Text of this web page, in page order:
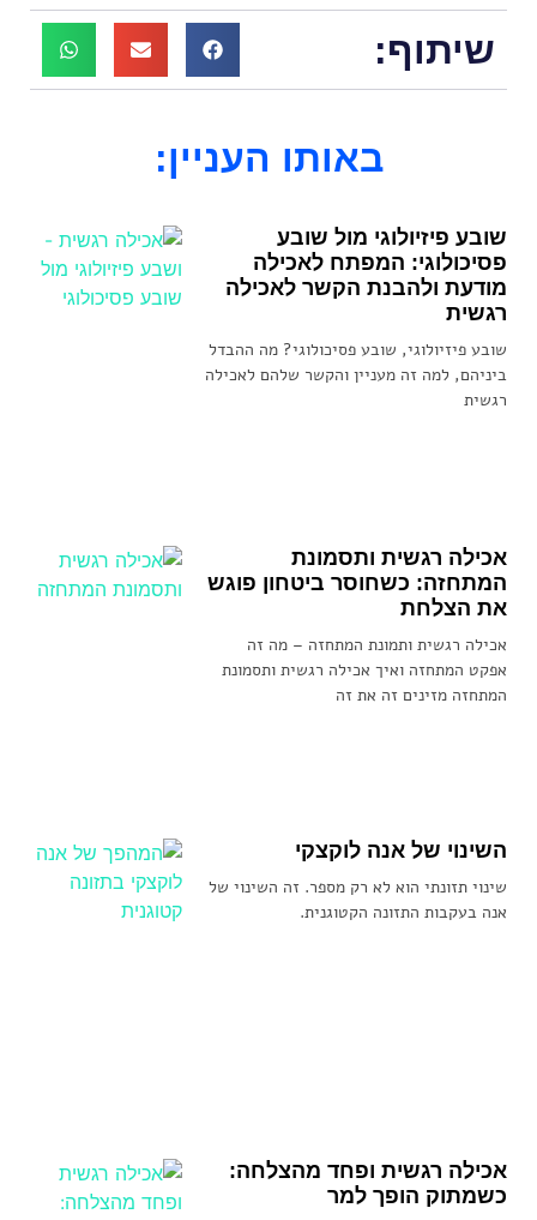
שיתוף:
באותו העניין:
שובע פיזיולוגי מול שובע
פסיכולוגי: המפתח לאכילה
מודעת ולהבנת הקשר לאכילה
רגשית
שובע פיזיולוגי, שובע פסיכולוגי? מה ההבדל
ביניהם, למה זה מעניין והקשר שלהם לאכילה
רגשית
אכילה רגשית ותסמונת
המתחזה: כשחוסר ביטחון פוגש
את הצלחת
אכילה רגשית ותמונת המתחזה – מה זה
אפקט המתחזה ואיך אכילה רגשית ותסמונת
המתחזה מזינים זה את זה
השינוי של אנה לוקצקי
שינוי תזונתי הוא לא רק מספר. זה השינוי של
אנה בעקבות התזונה הקטוגנית.
אכילה רגשית ופחד מהצלחה:
כשמתוק הופך למר